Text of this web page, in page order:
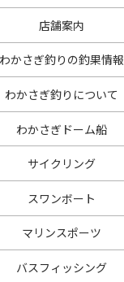
店舗案内
わかさぎ釣りの釣果情報
わかさぎ釣りについて
わかさぎドーム船
サイクリング
スワンボート
マリンスポーツ
バスフィッシング